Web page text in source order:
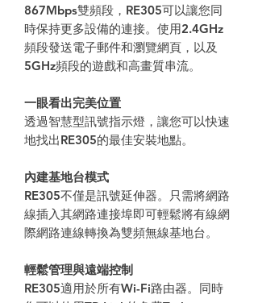
867Mbps雙頻段，RE305可以讓您同
時保持更多設備的連接。使用2.4GHz
頻段發送電子郵件和瀏覽網頁，以及
5GHz頻段的遊戲和高畫質串流。
一眼看出完美位置
透過智慧型訊號指示燈，讓您可以快速
地找出RE305的最佳安裝地點。
內建基地台模式
RE305不僅是訊號延伸器。只需將網路
線插入其網路連接埠即可輕鬆將有線網
際網路連線轉換為雙頻無線基地台。
輕鬆管理與遠端控制
RE305適用於所有Wi-Fi路由器。同時